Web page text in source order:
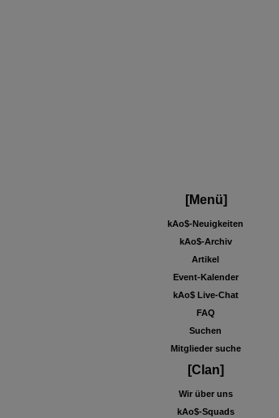
[Menü]
kAo$-Neuigkeiten
kAo$-Archiv
Artikel
Event-Kalender
kAo$ Live-Chat
FAQ
Suchen
Mitglieder suche
[Clan]
Wir über uns
kAo$-Squads